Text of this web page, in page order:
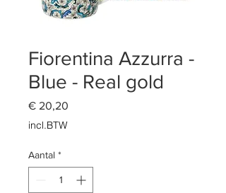
Fiorentina Azzurra -
Blue - Real gold
€ 20,20
incl.BTW
Aantal *